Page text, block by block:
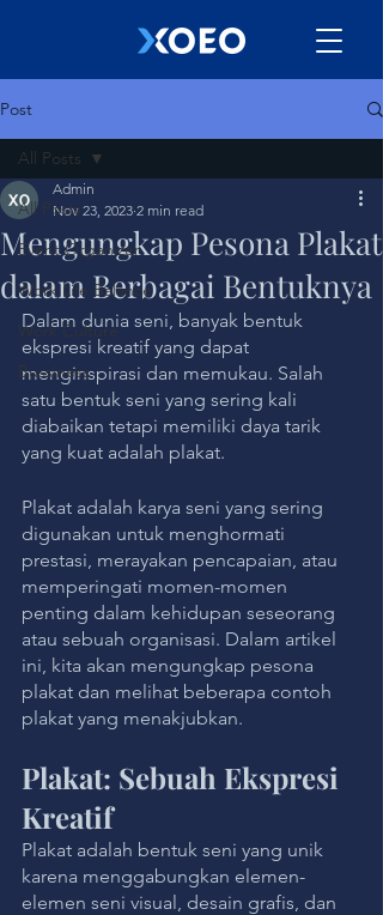
Post
All Posts
Event Organizer
Work Life Balance
Work Culture
Bussiness
All Posts
Mengungkap Pesona Plakat
dalam Berbagai Bentuknya
Admin
Nov 23, 2023 2 min read
Dalam dunia seni, banyak bentuk
ekspresi kreatif yang dapat
menginspirasi dan memukau. Salah
satu bentuk seni yang sering kali
diabaikan tetapi memiliki daya tarik
yang kuat adalah plakat.
Plakat adalah karya seni yang sering
digunakan untuk menghormati
prestasi, merayakan pencapaian, atau
memperingati momen-momen
penting dalam kehidupan seseorang
atau sebuah organisasi. Dalam artikel
ini, kita akan mengungkap pesona
plakat dan melihat beberapa contoh
plakat yang menakjubkan.
Plakat: Sebuah Ekspresi
Kreatif
Plakat adalah bentuk seni yang unik
karena menggabungkan elemen-
elemen seni visual, desain grafis, dan